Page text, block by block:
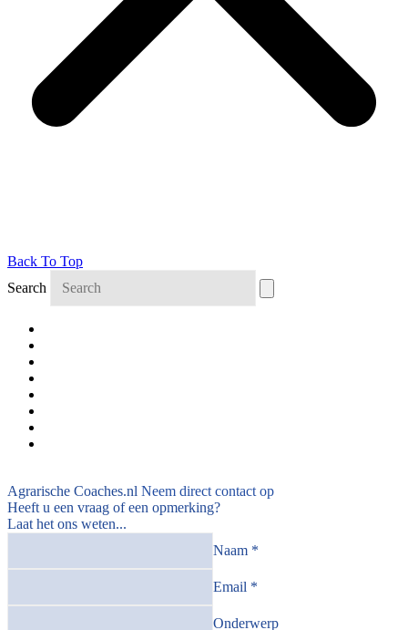
Back To Top
Search
Agrarische Coaches.nl Neem direct contact op
Heeft u een vraag of een opmerking?
Laat het ons weten...
Naam *
Email *
Onderwerp